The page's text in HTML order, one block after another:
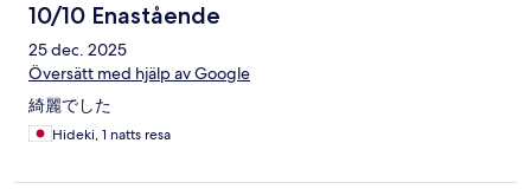
10/10 Enastående
25 dec. 2025
Översätt med hjälp av Google
綺麗でした
Hideki, 1 natts resa